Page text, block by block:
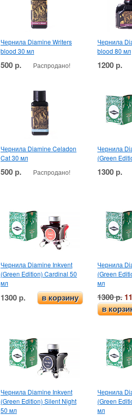
Чернила Diamine Writers
blood 30 мл
500 р. Распродано!
Чернила
blood 80 мл
1200 р.
Чернила Diamine Celadon
Cat 30 мл
500 р. Распродано!
Чернила
(Green
1300 р.
Чернила Diamine Inkvent
(Green Edition) Cardinal 50
мл
1300 р. в корзину
Чернила
(Green
мл
1300 р.
в
Чернила Diamine Inkvent
(Green Edition) Silent Night
50 мл
Чернила
(Green
мл